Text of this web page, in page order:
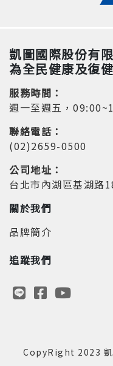
凱圖國際股份有
為全民健康及復
服務時間：
週一至週五，
聯絡電話：
(02)2659-0500
公司地址：
台北市內湖區基湖路
關於我們
品牌簡介
追蹤我們
CopyRight 2023